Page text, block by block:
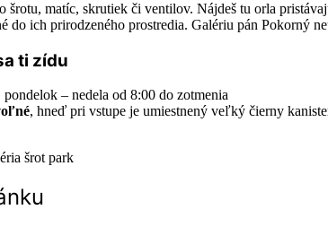
šrotu, matíc, skrutiek či ventilov. Nájdeš tu orla
do ich prirodzeného prostredia. Galériu pán Pokorný
ti zídu
pondelok – nedela od 8:00 do zotmenia
, hneď pri vstupe je umiestnený veľký čierny
šrot park